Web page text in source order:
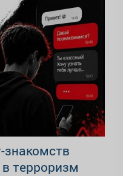
знакомств
терроризм